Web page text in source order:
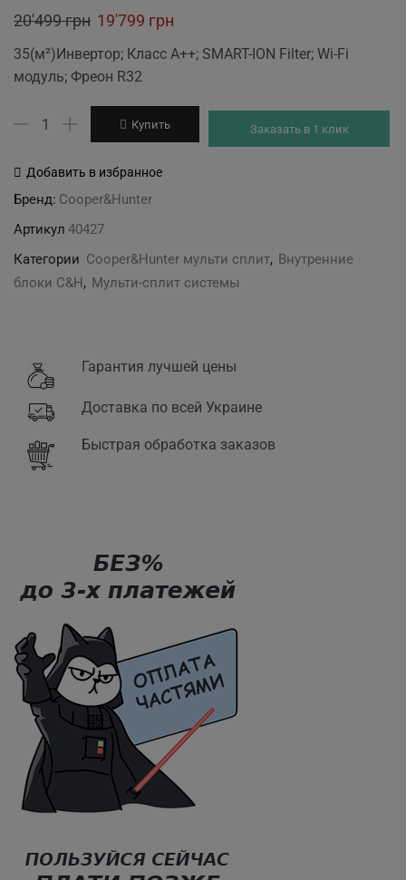
20'499грн Original
price
was:
19'799 грн
price
35(м²)Инвертор; Класс А++; SMART-ION Filter; Wi-Fi
модуль; Фреон R32
Количество
CH-
SC(I)
внутренний
блок
Купить Заказать в 1 клик
Добавить в избранное
Бренд: Cooper&Hunter
Артикул 40427
Категории Cooper&Hunter мульти сплит, Внутренние
блоки C&H, Мульти-сплит системы
Гарантия лучшей цены
Доставка по всей Украине
Быстрая обработка заказов